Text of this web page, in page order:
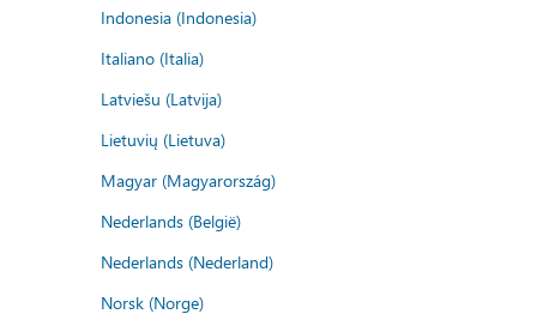
Indonesia (Indonesia)
Italiano (Italia)
Latviešu (Latvija)
Lietuvių (Lietuva)
Magyar (Magyarország)
Nederlands (België)
Nederlands (Nederland)
Norsk (Norge)